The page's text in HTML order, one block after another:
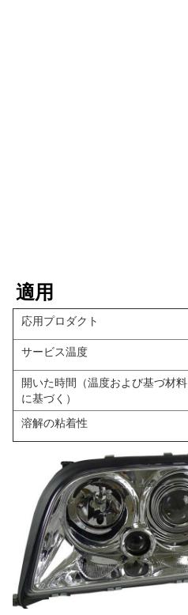
適用
応用プロダクト
サービス温度
開いた時間（温度および基づ材料
に基づく）
溶解の粘着性